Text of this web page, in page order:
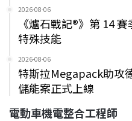
2026-08-06
《爐石戰記®》第 14
特殊技能
2026-08-06
特斯拉Megapack助攻
儲能案正式上線
電動車機電整合工程師